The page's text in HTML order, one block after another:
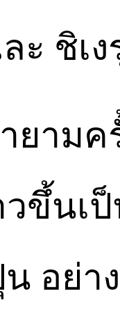
ะ ชิเ
ยามค
วขึ้น
อย่า